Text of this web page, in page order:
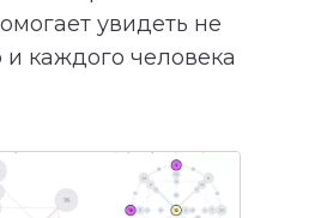
увидеть не
и каждого человека